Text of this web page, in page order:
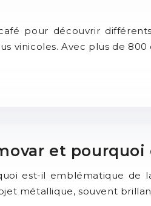
pour découvrir
vinicoles. Avec plus de
et
est-il emblématique de
métallique, souvent